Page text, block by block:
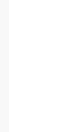
Parche
Rastrear
Parches
Parches